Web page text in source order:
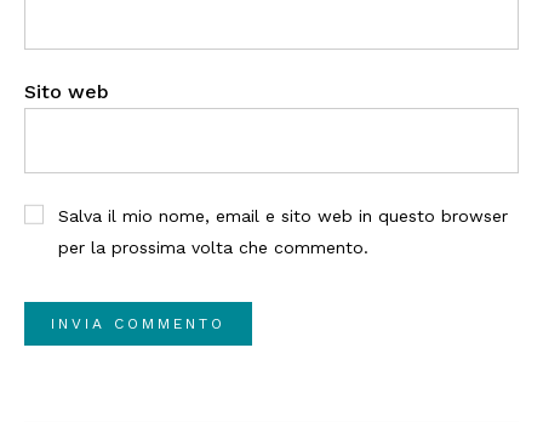
Sito web
Salva il mio nome, email e sito web in questo browser
per la prossima volta che commento.